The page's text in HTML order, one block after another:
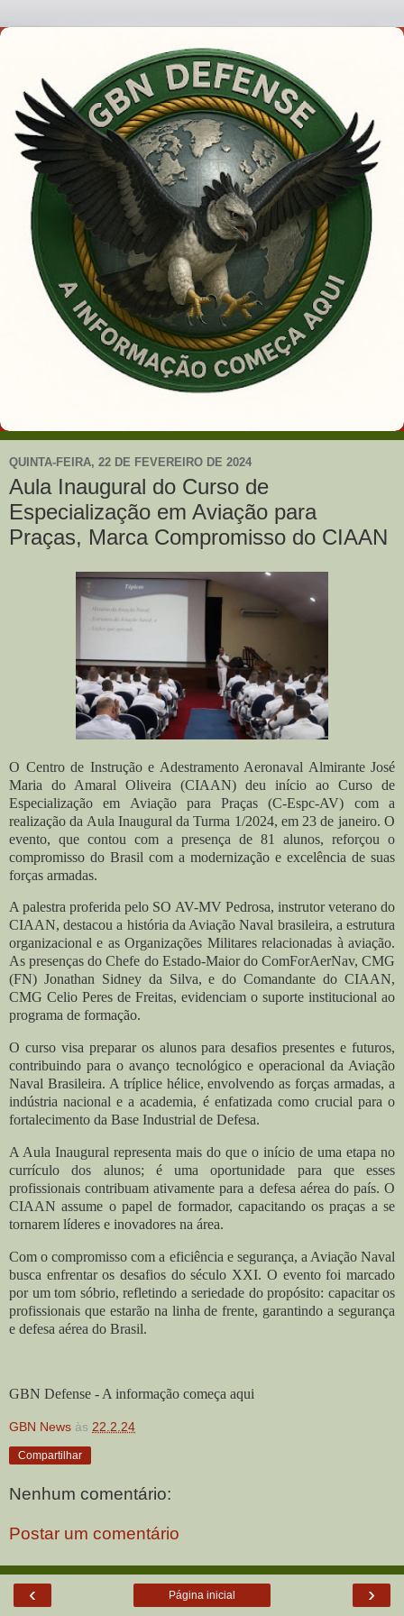
QUINTA-FEIRA, 22 DE FEVEREIRO DE 2024
Aula Inaugural do Curso de
Especialização em Aviação para
Praças, Marca Compromisso do CIAAN
O Centro de Instrução e Adestramento Aeronaval Almirante José
Maria do Amaral Oliveira (CIAAN) deu início ao Curso de
Especialização em Aviação para Praças (C-Espc-AV) com a
realização da Aula Inaugural da Turma 1/2024, em 23 de janeiro. O
evento, que contou com a presença de 81 alunos, reforçou o
compromisso do Brasil com a modernização e excelência de suas
forças armadas.
A palestra proferida pelo SO AV-MV Pedrosa, instrutor veterano do
CIAAN, destacou a história da Aviação Naval brasileira, a estrutura
organizacional e as Organizações Militares relacionadas à aviação.
As presenças do Chefe do Estado-Maior do ComForAerNav, CMG
(FN) Jonathan Sidney da Silva, e do Comandante do CIAAN,
CMG Celio Peres de Freitas, evidenciam o suporte institucional ao
programa de formação.
O curso visa preparar os alunos para desafios presentes e futuros,
contribuindo para o avanço tecnológico e operacional da Aviação
Naval Brasileira. A tríplice hélice, envolvendo as forças armadas, a
indústria nacional e a academia, é enfatizada como crucial para o
fortalecimento da Base Industrial de Defesa.
A Aula Inaugural representa mais do que o início de uma etapa no
currículo dos alunos; é uma oportunidade para que esses
profissionais contribuam ativamente para a defesa aérea do país. O
CIAAN assume o papel de formador, capacitando os praças a se
tornarem líderes e inovadores na área.
Com o compromisso com a eficiência e segurança, a Aviação Naval
busca enfrentar os desafios do século XXI. O evento foi marcado
por um tom sóbrio, refletindo a seriedade do propósito: capacitar os
profissionais que estarão na linha de frente, garantindo a segurança
e defesa aérea do Brasil.
GBN Defense - A informação começa aqui
GBN News às 22.2.24
Compartilhar
Nenhum comentário:
Postar um comentário
‹ ›
Página inicial